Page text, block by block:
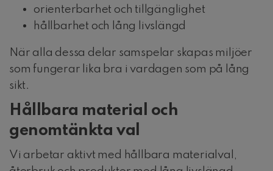
orienterbarhet och tillgänglighet
hållbarhet och lång livslängd
När alla dessa delar samspelar skapas miljöer
som fungerar lika bra i vardagen som på lång
sikt.
Hållbara material och
genomtänkta val
Vi arbetar aktivt med hållbara materialval,